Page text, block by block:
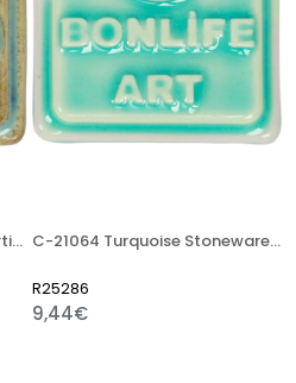
C-21029 Eloria Stoneware Artistik Sır C-21064 Turquoise Stoneware Artistik Sır
R25286
9,44€